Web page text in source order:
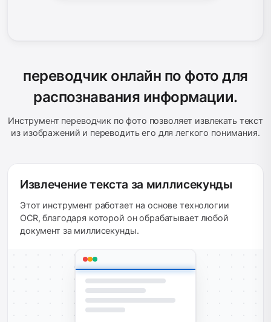
переводчик онлайн по фото для
распознавания информации.
Инструмент переводчик по фото позволяет извлекать текст
из изображений и переводить его для легкого понимания.
Извлечение текста за миллисекунды
Этот инструмент работает на основе технологии
OCR, благодаря которой он обрабатывает любой
документ за миллисекунды.